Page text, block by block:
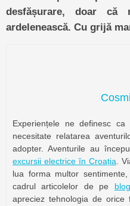
desfășurare, doar că
ardelenească. Cu grijă
Experiențele ne definesc
necesitate relatarea
adopter. Aventurile au
excursii electrice în Croația.
lua forma multor
cadrul articolelor de pe blog
apreciez tehnologia de